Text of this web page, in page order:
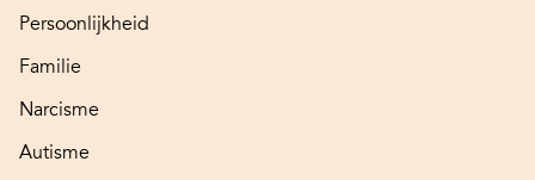
Persoonlijkheid
Familie
Narcisme
Autisme